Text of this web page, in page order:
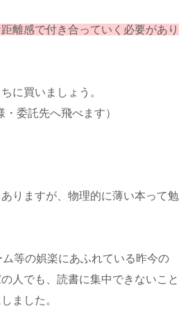
離感で付き合っていく必要があり
に買いましょう。
・委託先へ飛べます）
りますが、物理的に薄い本って勉
等の娯楽にあふれている昨今の
人でも、読書に集中できないこと
ました。